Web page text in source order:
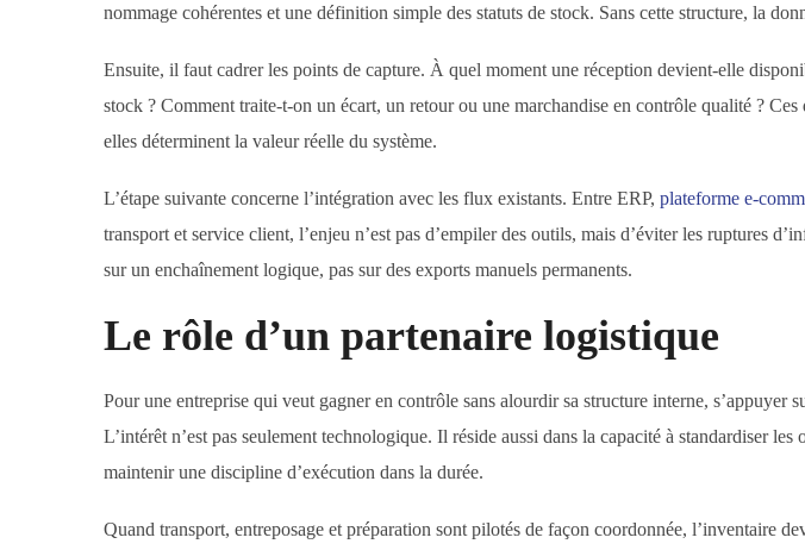
nommage cohérentes et une définition simple des statuts de stock. Sans cette structure, la
Ensuite, il faut cadrer les points de capture. À quel moment une réception devient-elle
stock ? Comment traite-t-on un écart, un retour ou une marchandise en contrôle qualité ? Ces
elles déterminent la valeur réelle du système.
L’étape suivante concerne l’intégration avec les flux existants. Entre ERP, plateforme e-
transport et service client, l’enjeu n’est pas d’empiler des outils, mais d’éviter les ruptures
sur un enchaînement logique, pas sur des exports manuels permanents.
Le rôle d’un partenaire logistique
Pour une entreprise qui veut gagner en contrôle sans alourdir sa structure interne, s’appuyer
L’intérêt n’est pas seulement technologique. Il réside aussi dans la capacité à standardiser
maintenir une discipline d’exécution dans la durée.
Quand transport, entreposage et préparation sont pilotés de façon coordonnée, l’inventaire